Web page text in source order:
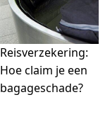
Reisverzekering:
Hoe claim je een
bagageschade?